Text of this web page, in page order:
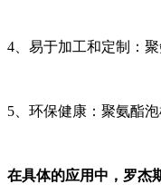
4、易于加工和定制：
5、环保健康：聚氨酯
在具体的应用中，罗杰